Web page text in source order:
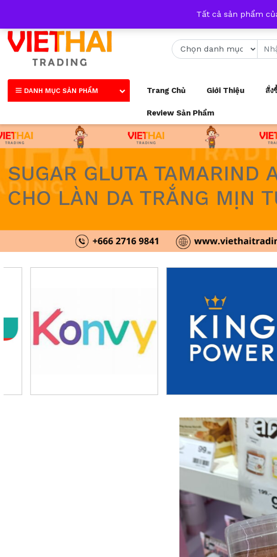
Nhận tư vấn qua tất cả các trang mạng xã hội và số điện thoại từ 8h đến 17h
DANH MỤC SẢN PHẨM Trang Chủ Giới Thiệu สั่ง
Review Sản Phẩm
SUGAR GLUTA TAMARIND
CHO LÀN DA TRẮNG MỊN
Tất cả sản phẩm